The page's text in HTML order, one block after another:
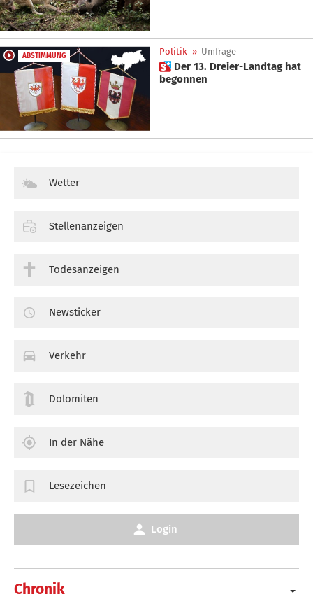
ABSTIMMUNG Politik » Umfrage
 Der 13. Dreier-Landtag hat
begonnen
Chronik
Wetter
Stellenanzeigen
Todesanzeigen
Newsticker
Verkehr
Dolomiten
In der Nähe
Lesezeichen
Login